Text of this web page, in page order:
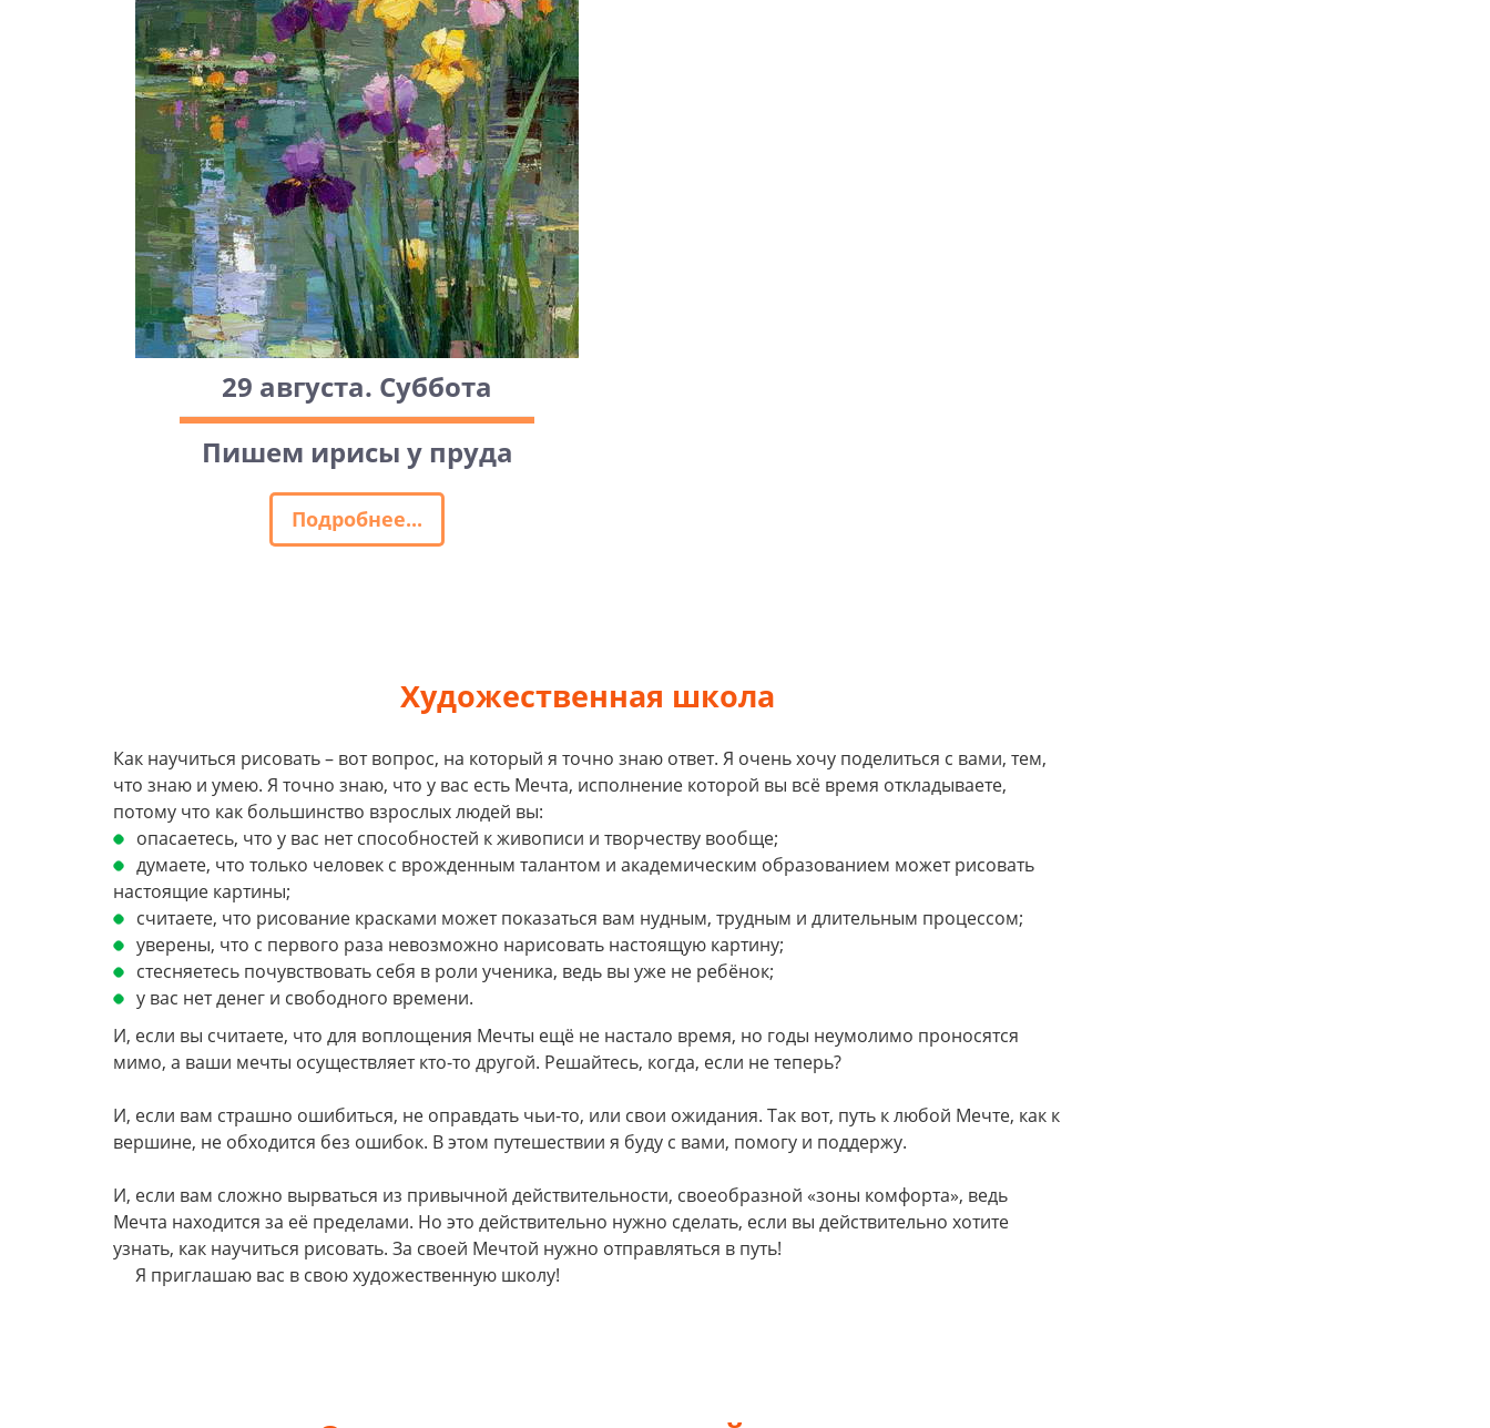
29 августа. Суббота
Пишем ирисы у пруда
Подробнее...
Художественная школа
Как научиться рисовать – вот вопрос, на который я точно знаю ответ. Я очень хочу поделиться с вами, тем,
что знаю и умею. Я точно знаю, что у вас есть Мечта, исполнение которой вы всё время откладываете,
потому что как большинство взрослых людей вы:
опасаетесь, что у вас нет способностей к живописи и творчеству вообще;
думаете, что только человек с врожденным талантом и академическим образованием может рисовать
настоящие картины;
считаете, что рисование красками может показаться вам нудным, трудным и длительным процессом;
уверены, что с первого раза невозможно нарисовать настоящую картину;
стесняетесь почувствовать себя в роли ученика, ведь вы уже не ребёнок;
у вас нет денег и свободного времени.
И, если вы считаете, что для воплощения Мечты ещё не настало время, но годы неумолимо проносятся
мимо, а ваши мечты осуществляет кто-то другой. Решайтесь, когда, если не теперь?
И, если вам страшно ошибиться, не оправдать чьи-то, или свои ожидания. Так вот, путь к любой Мечте, как к
вершине, не обходится без ошибок. В этом путешествии я буду с вами, помогу и поддержу.
И, если вам сложно вырваться из привычной действительности, своеобразной «зоны комфорта», ведь
Мечта находится за её пределами. Но это действительно нужно сделать, если вы действительно хотите
узнать, как научиться рисовать. За своей Мечтой нужно отправляться в путь!
Я приглашаю вас в свою художественную школу!